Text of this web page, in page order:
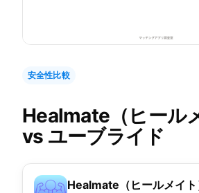
安全性比較
Healmate（ヒール
vs ユーブライド
Healmate（ヒールメイト